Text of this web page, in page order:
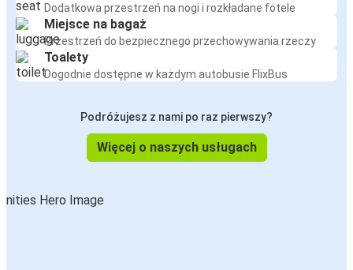
Dodatkowa przestrzeń na nogi i rozkładane fotele
Miejsce na bagaż
Przestrzeń do bezpiecznego przechowywania rzeczy
Toalety
Dogodnie dostępne w każdym autobusie FlixBus
Podróżujesz z nami po raz pierwszy?
Więcej o naszych usługach